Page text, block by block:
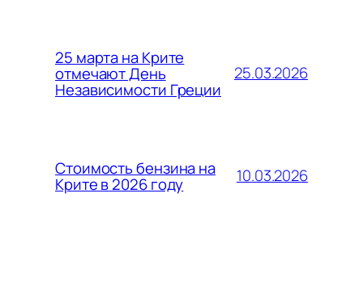
25 марта на Крите
отмечают День
Независимости Греции
25.03.2026
Стоимость бензина на
Крите в 2026 году 10.03.2026